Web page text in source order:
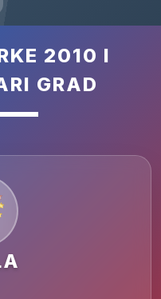
2010 I
GRAD